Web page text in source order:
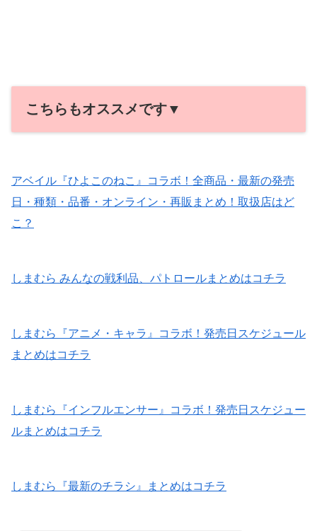
こちらもオススメです▼
アベイル『ひよこのねこ』コラボ！全商品・最新の発売
日・種類・品番・オンライン・再販まとめ！取扱店はど
こ？
しまむら みんなの戦利品、パトロールまとめはコチラ
しまむら『アニメ・キャラ』コラボ！発売日スケジュール
まとめはコチラ
しまむら『インフルエンサー』コラボ！発売日スケジュー
ルまとめはコチラ
しまむら『最新のチラシ』まとめはコチラ